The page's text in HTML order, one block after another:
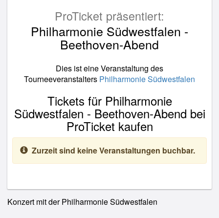
ProTicket präsentiert:
Philharmonie Südwestfalen -
Beethoven-Abend
Dies ist eine Veranstaltung des
Tourneeveranstalters Philharmonie Südwestfalen
Tickets für Philharmonie
Südwestfalen - Beethoven-Abend bei
ProTicket kaufen
Zurzeit sind keine Veranstaltungen buchbar.
Konzert mit der Philharmonie Südwestfalen